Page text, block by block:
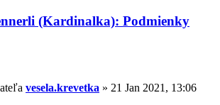
(Kardinalka): Podmienky
vesela.krevetka » 21 Jan 2021, 13:06